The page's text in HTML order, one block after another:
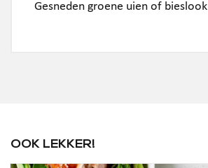
Gesneden groene uien of bieslook
OOK LEKKER!